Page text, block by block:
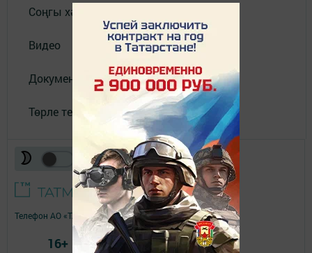
Соңгы хәбәрләр
Видео
Документлар
Төрле темалар
Телефон АО «ТАТМЕДИА»:(843) 222 09 84
16+